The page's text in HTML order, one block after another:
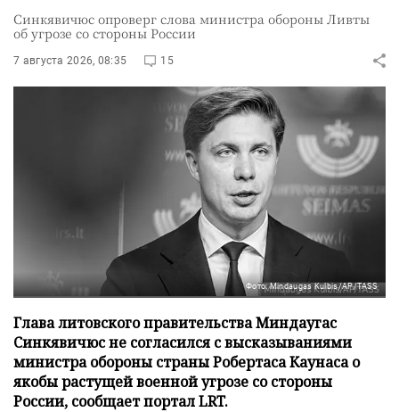
Синкявичюс опроверг слова министра обороны Ливты
об угрозе со стороны России
7 августа 2026, 08:35 15
Фото: Mindaugas Kulbis/AP/TASS
Глава литовского правительства Миндаугас
Синкявичюс не согласился с высказываниями
министра обороны страны Робертаса Каунаса о
якобы растущей военной угрозе со стороны
России, сообщает портал LRT.